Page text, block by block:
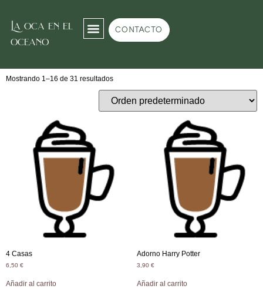
La oca en el
oceano
CONTACTO
Inicio / Café
Café
Mostrando 1–16 de 31 resultados
4 Casas
6,50 €
Añadir al carrito
Adorno Harry Potter
3,90 €
Añadir al carrito